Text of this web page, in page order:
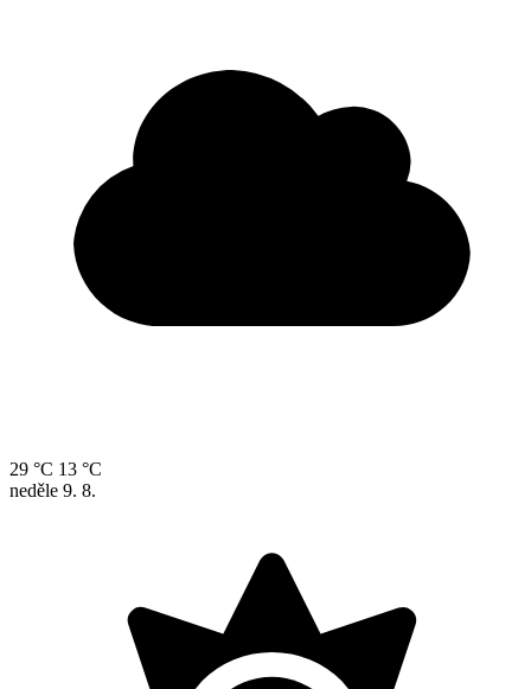
29 °C 13 °C
neděle 9. 8.